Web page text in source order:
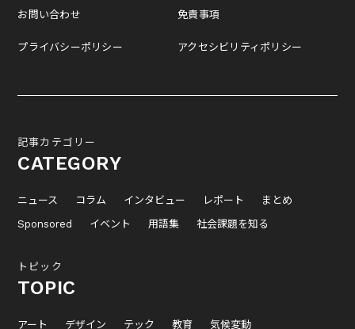
お問い合わせ
プライバシーポリシー
免責事項
アクセシビリティポリシー
記事カテゴリー
CATEGORY
ニュース コラム インタビュー レポート
まとめ
Sponsored
イベント 用語集 社会課題を知る
トピック
TOPIC
アート デザイン テック 教育 気候変動